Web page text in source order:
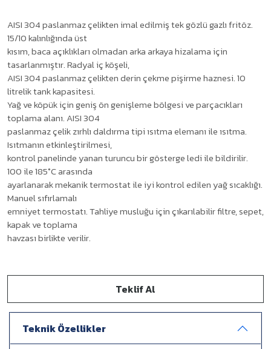
AISI 304 paslanmaz çelikten imal edilmiş tek gözlü gazlı fritöz.
15/10 kalınlığında üst
kısım, baca açıklıkları olmadan arka arkaya hizalama için
tasarlanmıştır. Radyal iç köşeli,
AISI 304 paslanmaz çelikten derin çekme pişirme haznesi. 10
litrelik tank kapasitesi.
Yağ ve köpük için geniş ön genişleme bölgesi ve parçacıkları
toplama alanı. AISI 304
paslanmaz çelik zırhlı daldırma tipi ısıtma elemanı ile ısıtma.
Isıtmanın etkinleştirilmesi,
kontrol panelinde yanan turuncu bir gösterge ledi ile bildirilir.
100 ile 185°C arasında
ayarlanarak mekanik termostat ile iyi kontrol edilen yağ sıcaklığı.
Manuel sıfırlamalı
emniyet termostatı. Tahliye musluğu için çıkarılabilir filtre, sepet,
kapak ve toplama
havzası birlikte verilir.
Teklif Al
Teknik Özellikler